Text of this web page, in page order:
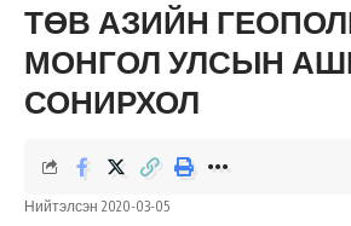
ТӨВ АЗИЙН
МОНГОЛ УЛСЫН
СОНИРХОЛ
Нийтэлсэн 2020-03-05